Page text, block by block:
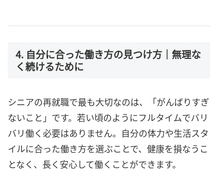
4. 自分に合った働き方の見つけ方｜無理な
く続けるために
シニアの再就職で最も大切なのは、「がんばりすぎ
ないこと」です。若い頃のようにフルタイムでバリ
バリ働く必要はありません。自分の体力や生活スタ
イルに合った働き方を選ぶことで、健康を損なうこ
となく、長く安心して働くことができます。